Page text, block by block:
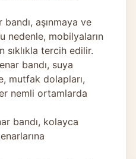
bandı, aşınmaya ve
nedenle, mobilyaların
sıklıkla tercih edilir.
bandı, suya
mutfak dolapları,
nemli ortamlarda
bandı, kolayca